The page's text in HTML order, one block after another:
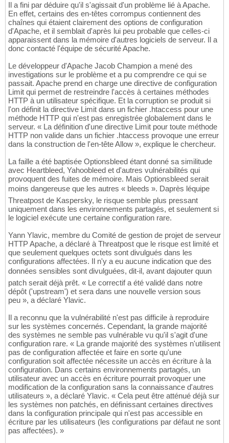
Il a fini par déduire qu'il s'agissait d'un problème lié à Apache.
En effet, certains des en-têtes corrompus contiennent des
chaînes qui étaient clairement des options de configuration
d'Apache, et il semblait d'après lui peu probable que celles-ci
apparaissent dans la mémoire d'autres logiciels de serveur. Il a
donc contacté l'équipe de sécurité Apache.
Le développeur d'Apache Jacob Champion a mené des
investigations sur le problème et a pu comprendre ce qui se
passait. Apache prend en charge une directive de configuration
Limit qui permet de restreindre l'accès à certaines méthodes
HTTP à un utilisateur spécifique. Et la corruption se produit si
l'on définit la directive Limit dans un fichier .htaccess pour une
méthode HTTP qui n'est pas enregistrée globalement dans le
serveur. « La définition d'une directive Limit pour toute méthode
HTTP non valide dans un fichier .htaccess provoque une erreur
dans la construction de l'en-tête Allow », explique le chercheur.
La faille a été baptisée Optionsbleed étant donné sa similitude
avec Heartbleed, Yahoobleed et d'autres vulnérabilités qui
provoquent des fuites de mémoire. Mais Optionsbleed serait
moins dangereuse que les autres « bleeds ». Daprès léquipe
Threatpost de Kaspersky, le risque semble plus pressant
uniquement dans les environnements partagés, et seulement si
le logiciel exécute une certaine configuration rare.
Yann Ylavic, membre du Comité de gestion de projet de serveur
HTTP Apache, a déclaré à Threatpost que le risque est limité et
que seulement quelques octets sont divulgués dans les
configurations affectées. Il n'y a eu aucune indication que des
données sensibles sont divulguées, dit-il, avant dajouter quun
patch serait déjà prêt. « Le correctif a été validé dans notre
dépôt ('upstream') et sera dans une nouvelle version sous
peu », a déclaré Ylavic.
Il a reconnu que la vulnérabilité n'est pas difficile à reproduire
sur les systèmes concernés. Cependant, la grande majorité
des systèmes ne semble pas vulnérable vu qu'il s'agit d'une
configuration rare. « La grande majorité des systèmes n'utilisent
pas de configuration affectée et faire en sorte qu'une
configuration soit affectée nécessite un accès en écriture à la
configuration. Dans certains environnements partagés, un
utilisateur avec un accès en écriture pourrait provoquer une
modification de la configuration sans la connaissance d'autres
utilisateurs », a déclaré Ylavic. « Cela peut être atténué déjà sur
les systèmes non patchés, en définissant certaines directives
dans la configuration principale qui n'est pas accessible en
écriture par les utilisateurs (les configurations par défaut ne sont
pas affectées). »